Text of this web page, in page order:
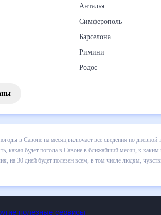
Анталья
Симферополь
Барселона
Римини
Родос
дней. Этот прогноз погоды в Савоне на
визуализация прогноза покажет все
изменениям нужно быть готовым и как
полезен всем, в том числе людям,